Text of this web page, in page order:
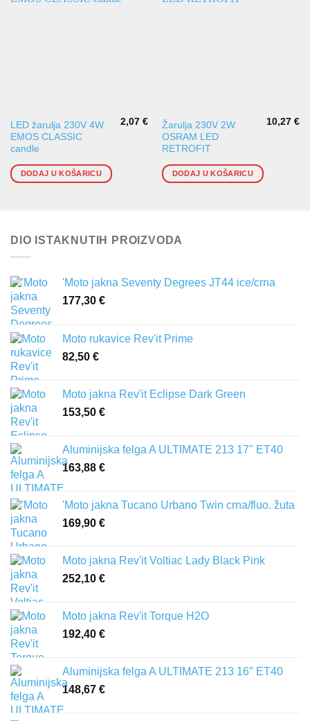
LED žarulja 230V 4W
EMOS CLASSIC
candle
2,07€
DODAJ U KOŠARICU
Žarulja 230V 2W
OSRAM LED
RETROFIT
10,27€
DODAJ U KOŠARICU
DIO ISTAKNUTIH PROIZVODA
'Moto jakna Seventy Degrees JT44 ice/crna
177,30 €
Moto rukavice Rev'it Prime
82,50 €
Moto jakna Rev'it Eclipse Dark Green
153,50 €
Aluminijska felga A ULTIMATE 213 17" ET40
163,88 €
'Moto jakna Tucano Urbano Twin crna/fluo. žuta
169,90 €
Moto jakna Rev'it Voltiac Lady Black Pink
252,10 €
Moto jakna Rev'it Torque H2O
192,40 €
Aluminijska felga A ULTIMATE 213 16″ ET40
148,67 €